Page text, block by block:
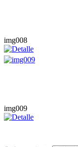
img008
img009